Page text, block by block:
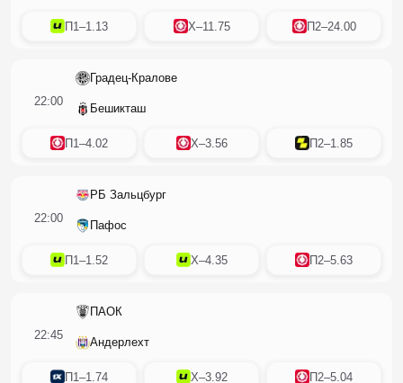
П1–1.13 X–11.75 П2–24.00
22:00
Градец-Кралове
Бешикташ
П1–4.02 X–3.56 П2–1.85
22:00
РБ Зальцбург
Пафос
П1–1.52 X–4.35 П2–5.63
22:45
ПАОК
Андерлехт
П1–1.74 X–3.92 П2–5.04